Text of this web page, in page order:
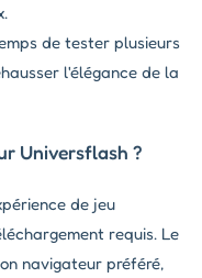
de tester plusieurs
l'élégance de la
Universflash ?
de jeu
requis. Le
navigateur préféré,